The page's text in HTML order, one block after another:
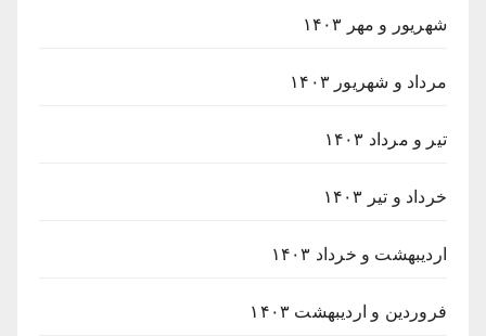
شهریور و مهر ۱۴۰۳
مرداد و شهریور ۱۴۰۳
تیر و مرداد ۱۴۰۳
خرداد و تیر ۱۴۰۳
اردیبهشت و خرداد ۱۴۰۳
فروردین و اردیبهشت ۱۴۰۳